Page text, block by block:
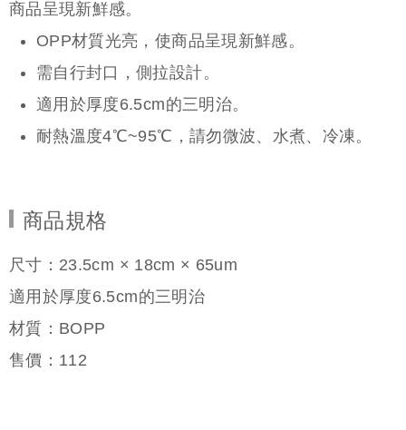
商品呈現新鮮感。
OPP材質光亮，使商品呈現新鮮感。
需自行封口，側拉設計。
適用於厚度6.5cm的三明治。
耐熱溫度4℃~95℃，請勿微波、水煮、冷凍。
商品規格
尺寸：23.5cm × 18cm × 65um
適用於厚度6.5cm的三明治
材質：BOPP
售價： 112